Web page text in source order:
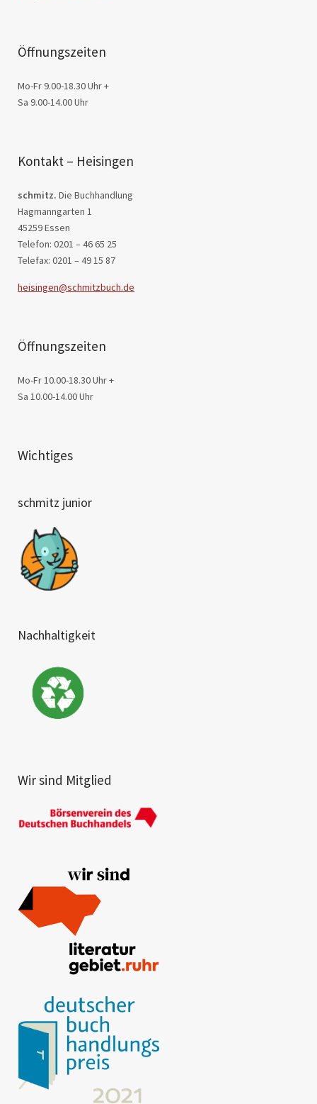
Öffnungszeiten
Mo-Fr 9.00-18.30 Uhr +
Sa 9.00-14.00 Uhr
Kontakt – Heisingen
schmitz. Die Buchhandlung
Hagmanngarten 1
45259 Essen
Telefon: 0201 – 46 65 25
Telefax: 0201 – 49 15 87
heisingen@schmitzbuch.de
Öffnungszeiten
Mo-Fr 10.00-18.30 Uhr +
Sa 10.00-14.00 Uhr
Wichtiges
schmitz junior
Nachhaltigkeit
Wir sind Mitglied